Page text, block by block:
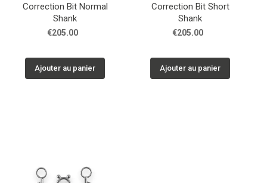
Correction Bit Normal
Shank
€205.00
Ajouter au panier
Correction Bit Short
Shank
€205.00
Ajouter au panier